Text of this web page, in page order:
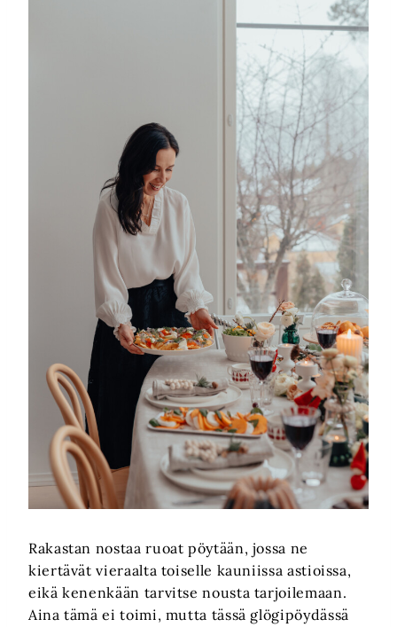
Rakastan nostaa ruoat pöytään, jossa ne
kiertävät vieraalta toiselle kauniissa astioissa,
eikä kenenkään tarvitse nousta tarjoilemaan.
Aina tämä ei toimi, mutta tässä glögipöydässä